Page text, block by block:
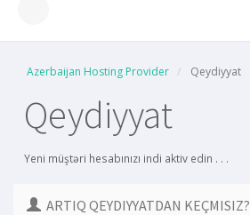
Azerbaijan Hosting Provider Qeydiyyat
Qeydiyyat
Yeni müştəri hesabınızı indi aktiv edin . . .
ARTIQ QEYDIYYATDAN KEÇMISIZ?